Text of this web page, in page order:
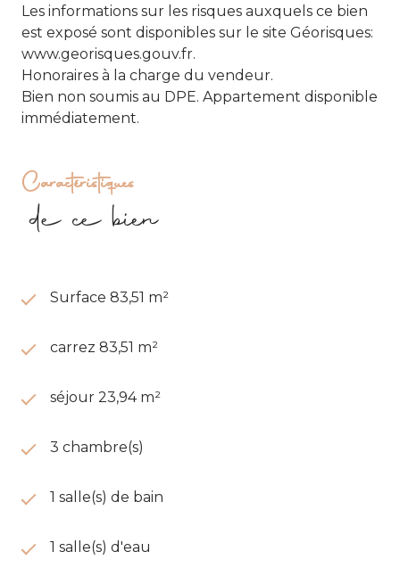
Les informations sur les risques auxquels ce bien
est exposé sont disponibles sur le site Géorisques:
www.georisques.gouv.fr.
Honoraires à la charge du vendeur.
Bien non soumis au DPE. Appartement disponible
immédiatement.
Caractéristiques
de ce bien
Surface 83,51 m²
carrez 83,51 m²
séjour 23,94 m²
3 chambre(s)
1 salle(s) de bain
1 salle(s) d'eau